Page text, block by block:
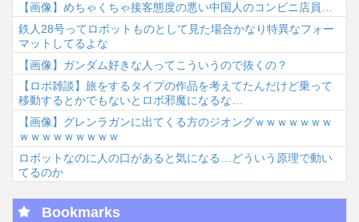
【画像】めちゃくちゃ接客態度の悪い中国人のコンビニ店員…
鉄人28号ってロボットものとして見た場合かなり特異なフォー
マットしてるよな
【画像】ガンダム好きな人ってこういうので抜くの？
【ロボ雑談】旅をするタイプの作品を考えてたんだけど乗って
移動するとかでもないとロボ邪魔になるな…
【画像】グレンラガンに出てくる方のジオングｗｗｗｗｗｗｗ
ｗｗｗｗｗｗｗｗｗ
ロボットなのに人の口があると気になる…どういう原理で動い
てるのか
Bookmarks